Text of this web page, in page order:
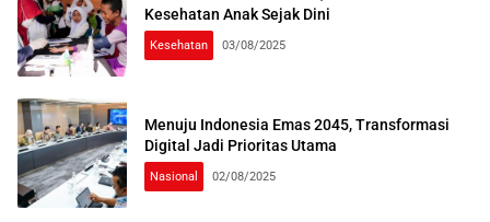
Kesehatan Anak Sejak Dini
Kesehatan 03/08/2025
Menuju Indonesia Emas 2045, Transformasi
Digital Jadi Prioritas Utama
Nasional 02/08/2025